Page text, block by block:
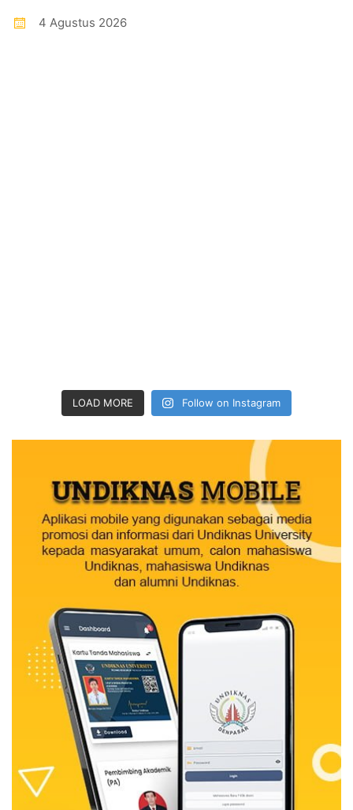
4 Agustus 2026
LOAD MORE Follow on Instagram